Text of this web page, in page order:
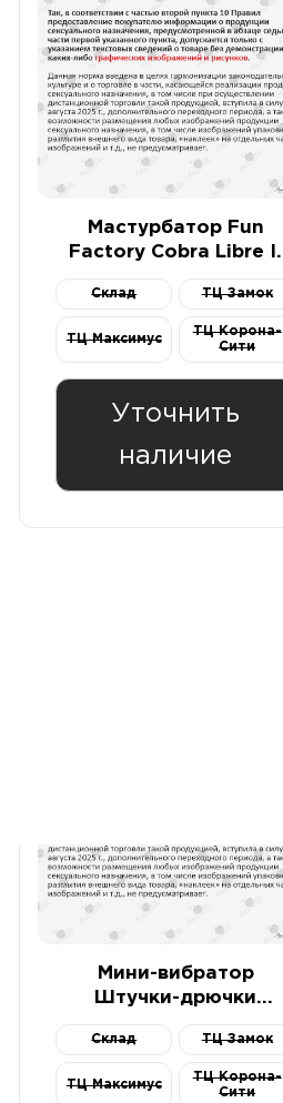
Мастурбатор Fun
Factory Cobra Libre II
Склад ТЦ Замок
ТЦ Максимус
ТЦ Корона-
Сити
Уточнить
наличие
Мини-вибратор
Штучки-дрючки
красный, 7,5 см
Склад ТЦ Замок
ТЦ Максимус
ТЦ Корона-
Сити